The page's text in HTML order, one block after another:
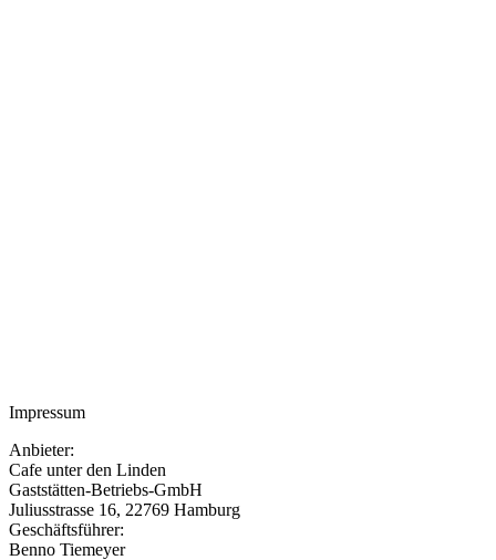
Impressum
Anbieter:
Cafe unter den Linden
Gaststätten-Betriebs-GmbH
Juliusstrasse 16, 22769 Hamburg
Geschäftsführer:
Benno Tiemeyer